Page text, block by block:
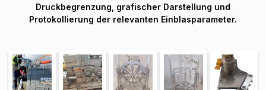
Druckbegrenzung, grafischer Darstellung und
Protokollierung der relevanten Einblasparameter.